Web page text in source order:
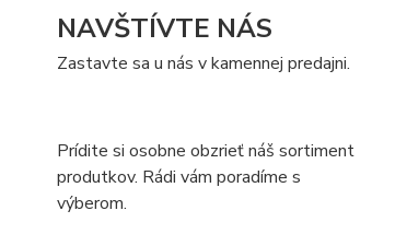
NAVŠTÍVTE NÁS
Zastavte sa u nás v kamennej predajni.
Prídite si osobne obzrieť náš sortiment
produtkov. Rádi vám poradíme s
výberom.